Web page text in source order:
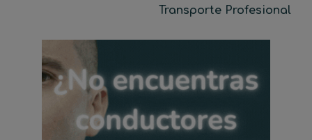
Transporte Profesional